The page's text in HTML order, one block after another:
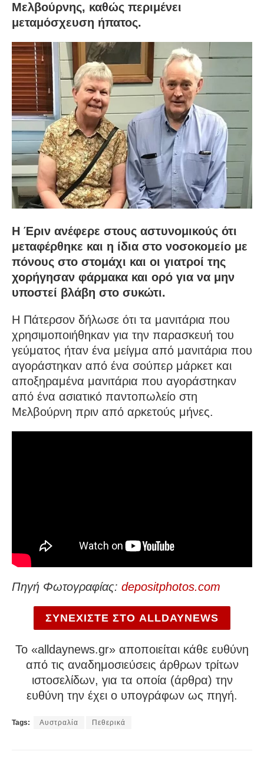
Μελβούρνης, καθώς περιμένει
μεταμόσχευση ήπατος.
Η Έριν ανέφερε στους αστυνομικούς ότι
μεταφέρθηκε και η ίδια στο νοσοκομείο με
πόνους στο στομάχι και οι γιατροί της
χορήγησαν φάρμακα και ορό για να μην
υποστεί βλάβη στο συκώτι.
Η Πάτερσον δήλωσε ότι τα μανιτάρια που
χρησιμοποιήθηκαν για την παρασκευή του
γεύματος ήταν ένα μείγμα από μανιτάρια που
αγοράστηκαν από ένα σούπερ μάρκετ και
αποξηραμένα μανιτάρια που αγοράστηκαν
από ένα ασιατικό παντοπωλείο στη
Μελβούρνη πριν από αρκετούς μήνες.
Πηγή Φωτογραφίας: depositphotos.com
ΣΥΝΕΧΙΣΤΕ ΣΤΟ ALLDAYNEWS
To «alldaynews.gr» αποποιείται κάθε ευθύνη
από τις αναδημοσιεύσεις άρθρων τρίτων
ιστοσελίδων, για τα οποία (άρθρα) την
ευθύνη την έχει ο υπογράφων ως πηγή.
Tags: Αυστραλία Πεθερικά